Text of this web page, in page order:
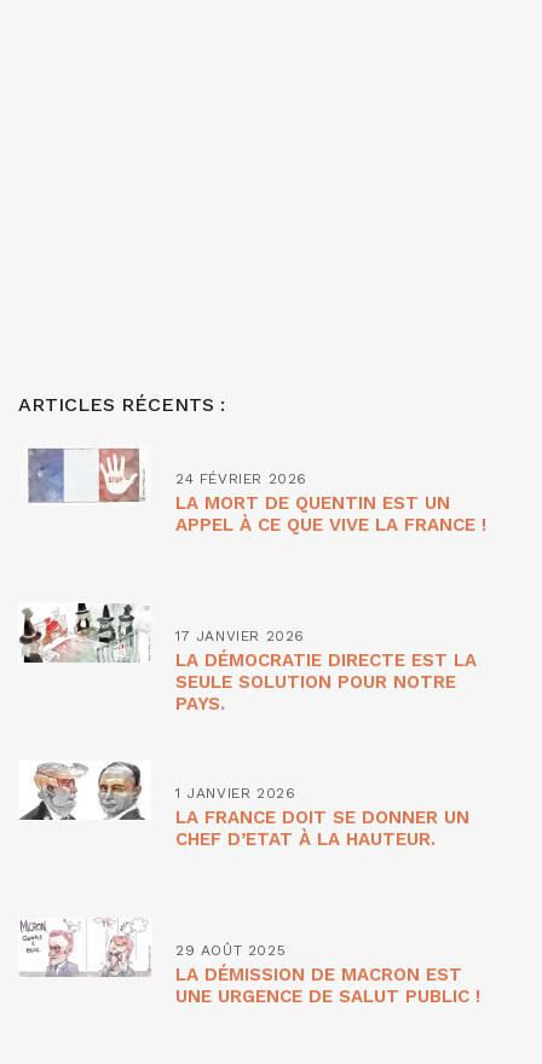
ARTICLES RÉCENTS :
24 FÉVRIER 2026
LA MORT DE QUENTIN EST UN
APPEL À CE QUE VIVE LA FRANCE !
17 JANVIER 2026
LA DÉMOCRATIE DIRECTE EST LA
SEULE SOLUTION POUR NOTRE
PAYS.
1 JANVIER 2026
LA FRANCE DOIT SE DONNER UN
CHEF D’ETAT À LA HAUTEUR.
29 AOÛT 2025
LA DÉMISSION DE MACRON EST
UNE URGENCE DE SALUT PUBLIC !